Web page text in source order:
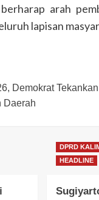
arah
lapisan
Demokrat Tekankan
Daerah
DPRD
HEADLINE